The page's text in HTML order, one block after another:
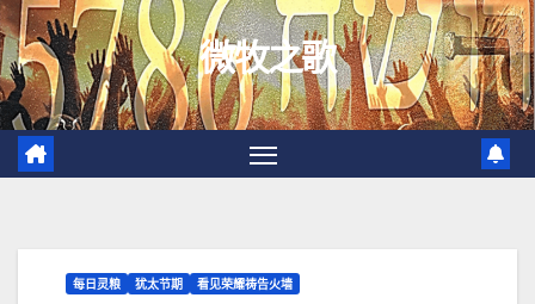
跳
至
内
容
微牧之歌
每日灵粮 犹太节期 看见荣耀祷告火墙